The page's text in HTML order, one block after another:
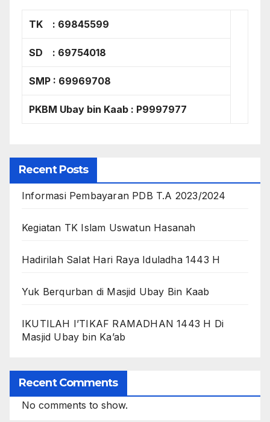
TK : 69845599
SD : 69754018
SMP : 69969708
PKBM Ubay bin Kaab : P9997977
Recent Posts
Informasi Pembayaran PDB T.A 2023/2024
Kegiatan TK Islam Uswatun Hasanah
Hadirilah Salat Hari Raya Iduladha 1443 H
Yuk Berqurban di Masjid Ubay Bin Kaab
IKUTILAH I’TIKAF RAMADHAN 1443 H Di
Masjid Ubay bin Ka’ab
Recent Comments
No comments to show.